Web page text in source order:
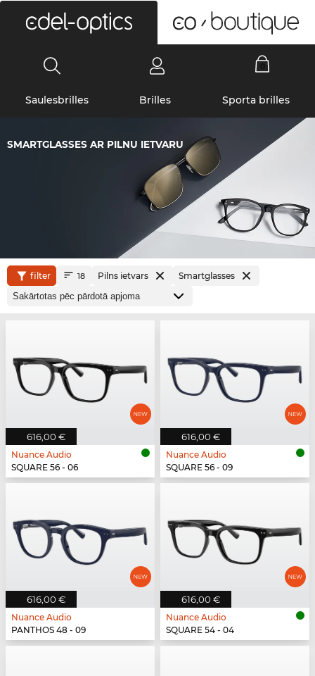
Saulesbrilles Brilles Sporta brilles
SMARTGLASSES AR PILNU IETVARU
filter 18 Pilns ietvars Smartglasses
616,00 €
Nuance Audio
SQUARE 56 - 06
616,00 €
Nuance Audio
SQUARE 56 - 09
616,00 €
Nuance Audio
PANTHOS 48 - 09
616,00 €
Nuance Audio
SQUARE 54 - 04